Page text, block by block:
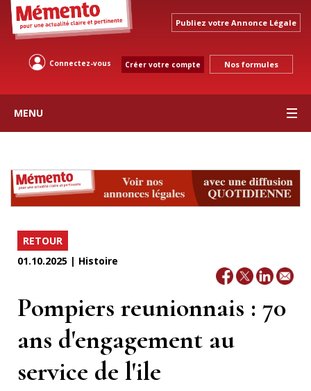
Publiez votre Annonce Légale
Connectez-vous Créer votre compte Nos formules
MENU
RETOUR
01.10.2025 | Histoire
Pompiers reunionnais : 70
ans d'engagement au
service de l'ile